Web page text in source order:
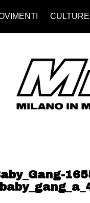
CULTURE